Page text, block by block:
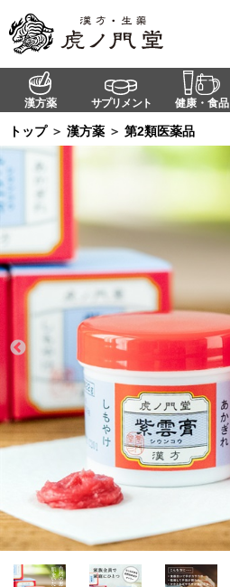
漢方薬 サプリメント 健康・食品
トップ ＞ 漢方薬 ＞ 第2類医薬品